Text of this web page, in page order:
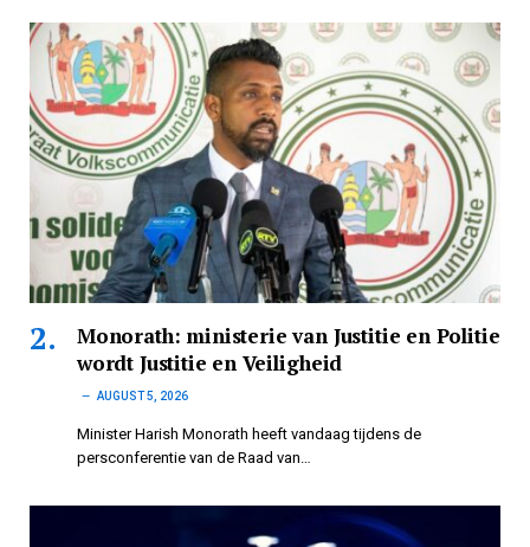
Monorath: ministerie van Justitie en Politie
wordt Justitie en Veiligheid
AUGUST 5, 2026
Minister Harish Monorath heeft vandaag tijdens de
persconferentie van de Raad van…